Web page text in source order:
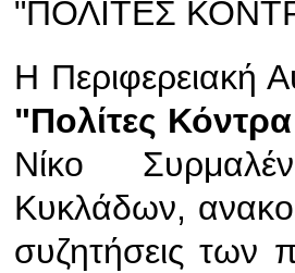
"ΠΟΛΙΤΕΣ
Η Περιφερειακή
"Πολίτες
Νίκο
Κυκλάδων,
συζητήσεις των